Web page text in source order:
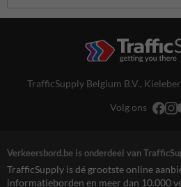
TrafficSupply Belgium B.V.,
Volg ons
Verkeersbord.be is onderdeel van
TrafficSupply is dé grootste online
informatieborden en meer dan 10.000